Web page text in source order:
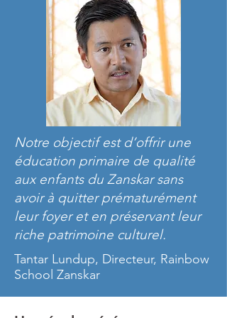
Notre objectif est d’offrir une
éducation primaire de qualité
aux enfants du Zanskar sans
avoir à quitter prématurément
leur foyer et en préservant leur
riche patrimoine culturel.
Tantar Lundup, Directeur, Rainbow
School Zanskar